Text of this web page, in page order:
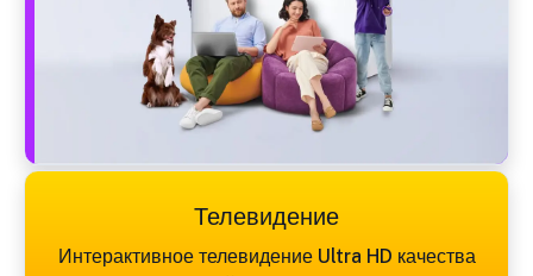
Телевидение
Интерактивное телевидение Ultra HD качества